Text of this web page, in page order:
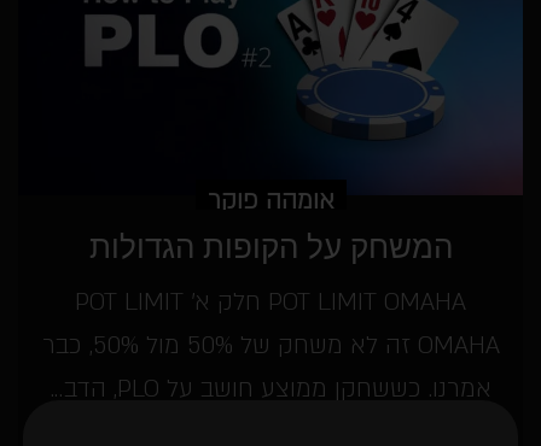
אומהה פוקר
המשחק על הקופות הגדולות
POT LIMIT OMAHA חלק א' POT LIMIT
OMAHA זה לא משחק של 50% מול 50%, כבר
אמרנו. כששחקן ממוצע חושב על PLO, הדב...